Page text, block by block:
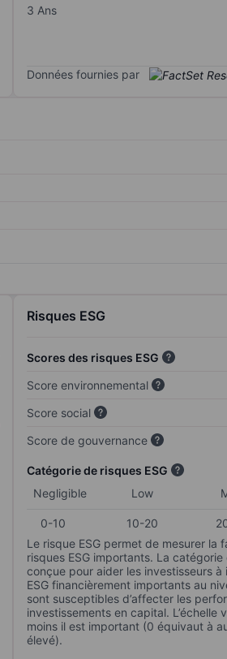
3 Ans
Données fournies par
Risques ESG
Scores des risques ESG
Score environnemental
Score social
Score de gouvernance
Catégorie de risques ESG
Negligible
Low
0-10 10-20
Le risque ESG permet de mesurer la
risques ESG importants. La
conçue pour aider les investisseurs
ESG financièrement importants au
sont susceptibles d’affecter les
investissements en capital.
moins il est important (0 équivaut à
élevé).